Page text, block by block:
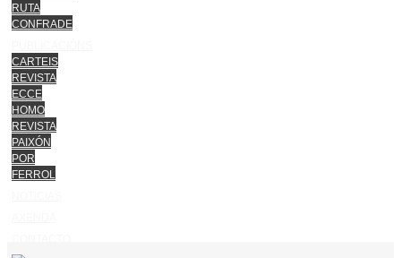
RUTA
CONFRADE
CARTEIS
REVISTA
ECCE
HOMO
REVISTA
PAIXÓN
POR
FERROL